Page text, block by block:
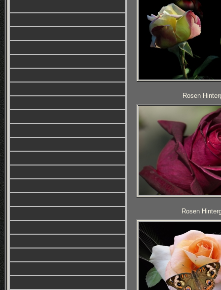
Rosen
Rosen